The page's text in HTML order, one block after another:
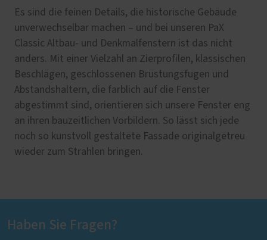
Es sind die feinen Details, die historische Gebäude
unverwechselbar machen – und bei unseren PaX
Classic Altbau- und Denkmalfenstern ist das nicht
anders. Mit einer Vielzahl an Zierprofilen, klassischen
Beschlägen, geschlossenen Brüstungsfugen und
Abstandshaltern, die farblich auf die Fenster
abgestimmt sind, orientieren sich unsere Fenster eng
an ihren bauzeitlichen Vorbildern. So lässt sich jede
noch so kunstvoll gestaltete Fassade originalgetreu
wieder zum Strahlen bringen.
Haben Sie Fragen?